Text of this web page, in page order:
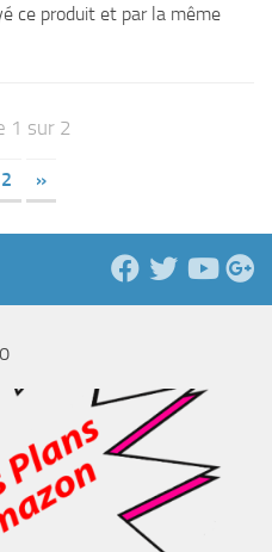
ce produit et par la même
1 sur 2
2 »